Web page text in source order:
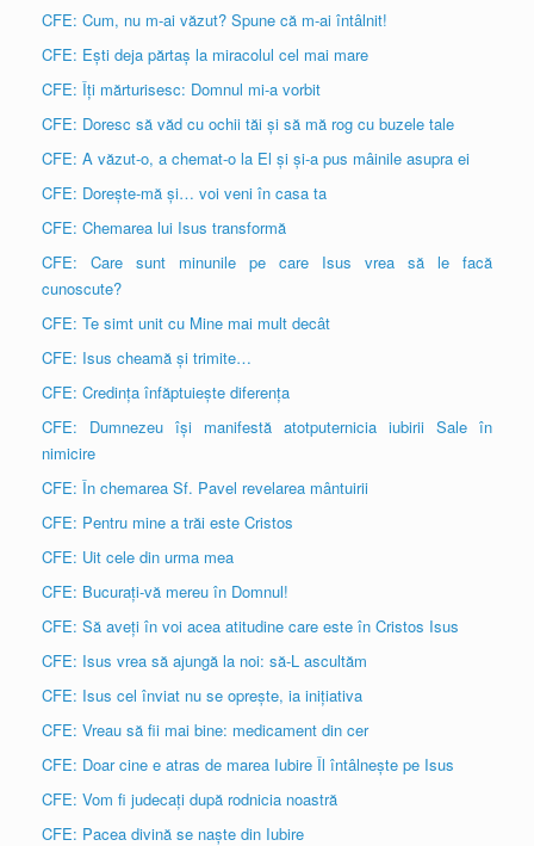
CFE: Cum, nu m-ai văzut? Spune că m-ai întâlnit!
CFE: Ești deja părtaș la miracolul cel mai mare
CFE: Îți mărturisesc: Domnul mi-a vorbit
CFE: Doresc să văd cu ochii tăi și să mă rog cu buzele tale
CFE: A văzut-o, a chemat-o la El și și-a pus mâinile asupra ei
CFE: Dorește-mă și… voi veni în casa ta
CFE: Chemarea lui Isus transformă
CFE: Care sunt minunile pe care Isus vrea să le facă
cunoscute?
CFE: Te simt unit cu Mine mai mult decât
CFE: Isus cheamă și trimite…
CFE: Credința înfăptuiește diferența
CFE: Dumnezeu își manifestă atotputernicia iubirii Sale în
nimicire
CFE: În chemarea Sf. Pavel revelarea mântuirii
CFE: Pentru mine a trăi este Cristos
CFE: Uit cele din urma mea
CFE: Bucurați-vă mereu în Domnul!
CFE: Să aveți în voi acea atitudine care este în Cristos Isus
CFE: Isus vrea să ajungă la noi: să-L ascultăm
CFE: Isus cel înviat nu se oprește, ia inițiativa
CFE: Vreau să fii mai bine: medicament din cer
CFE: Doar cine e atras de marea Iubire Îl întâlnește pe Isus
CFE: Vom fi judecați după rodnicia noastră
CFE: Pacea divină se naște din Iubire